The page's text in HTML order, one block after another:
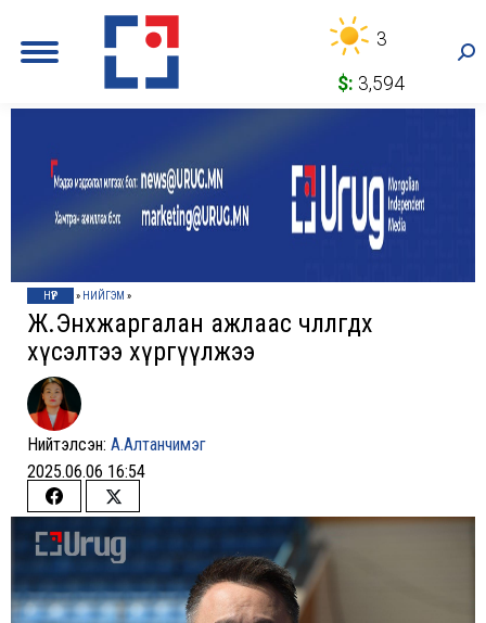
3
$: 3,594
НҮҮР » НИЙГЭМ »
Ж.Энхжаргалан ажлаас чөлөөлөгдөх
хүсэлтээ хүргүүлжээ
Нийтэлсэн: А.Алтанчимэг
2025.06.06 16:54
Share
on
Facebook
Share
on
Twitter